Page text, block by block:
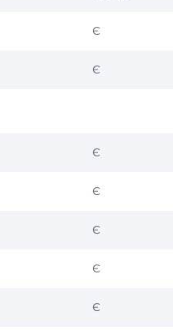
Є
Є
Є
Є
Є
Є
Є